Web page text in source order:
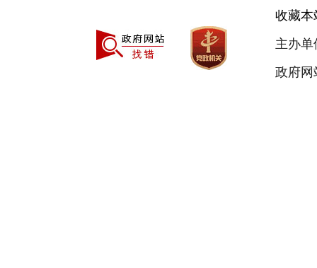
收藏本
主办
政府网